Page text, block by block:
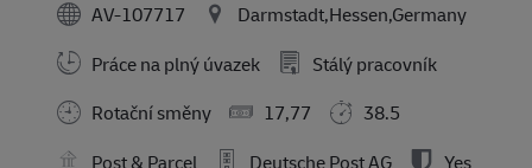
AV-107717
Darmstadt,Hessen,Germany
Práce na plný úvazek
Stálý pracovník
Rotační směny
17,77
38.5
Post & Parcel
Deutsche Post AG Yes